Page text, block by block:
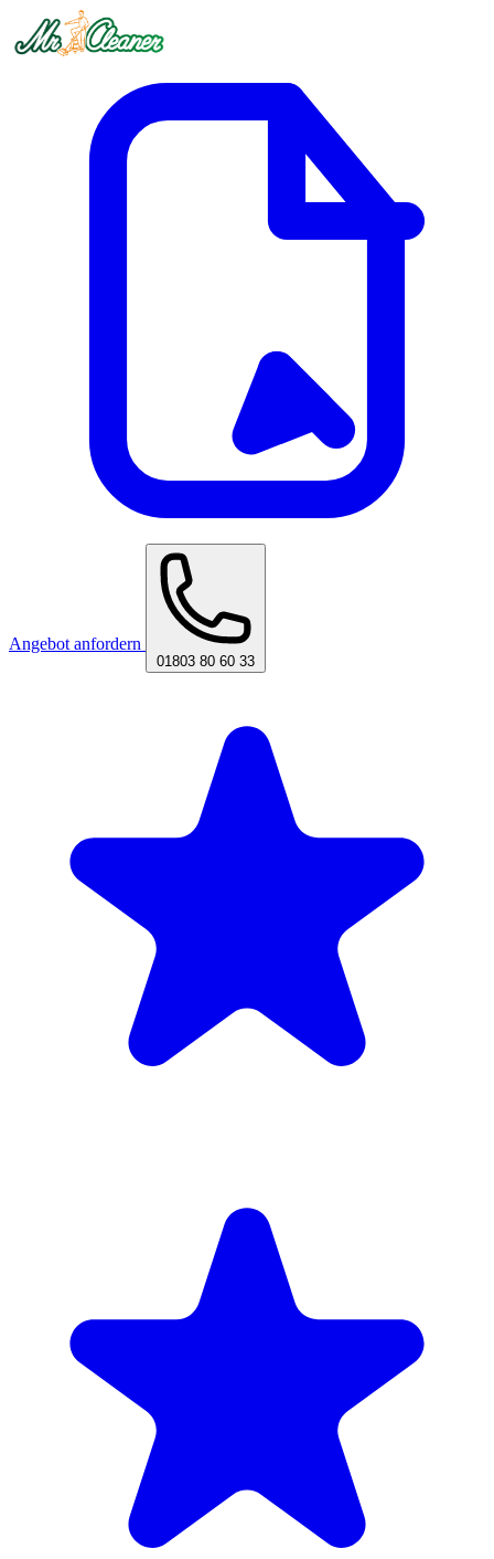
Angebot anfordern
01803 80 60 33